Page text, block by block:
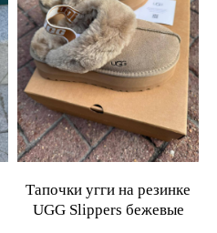
Тапочки угги на резинке
UGG Slippers бежевые